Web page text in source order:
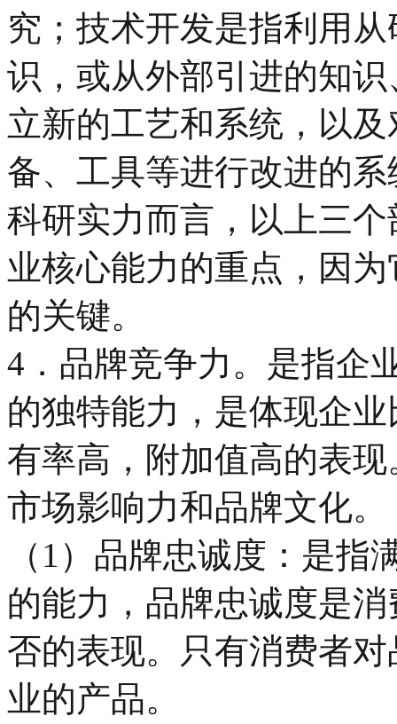
究；技术开发是指利用
识，或从外部引进的知
立新的工艺和系统，以
备、工具等进行改进的
科研实力而言，以上三
业核心能力的重点，因
的关键。
4．品牌竞争力。是指企
的独特能力，是体现企
有率高，附加值高的表
市场影响力和品牌文化。
（1）品牌忠诚度：是
的能力，品牌忠诚度是
否的表现。只有消费者
业的产品。